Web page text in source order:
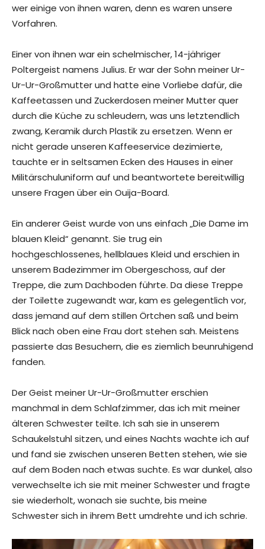
wer einige von ihnen waren, denn es waren unsere
Vorfahren.
Einer von ihnen war ein schelmischer, 14-jähriger
Poltergeist namens Julius. Er war der Sohn meiner Ur-
Ur-Ur-Großmutter und hatte eine Vorliebe dafür, die
Kaffeetassen und Zuckerdosen meiner Mutter quer
durch die Küche zu schleudern, was uns letztendlich
zwang, Keramik durch Plastik zu ersetzen. Wenn er
nicht gerade unseren Kaffeeservice dezimierte,
tauchte er in seltsamen Ecken des Hauses in einer
Militärschuluniform auf und beantwortete bereitwillig
unsere Fragen über ein Ouija-Board.
Ein anderer Geist wurde von uns einfach „Die Dame im
blauen Kleid“ genannt. Sie trug ein
hochgeschlossenes, hellblaues Kleid und erschien in
unserem Badezimmer im Obergeschoss, auf der
Treppe, die zum Dachboden führte. Da diese Treppe
der Toilette zugewandt war, kam es gelegentlich vor,
dass jemand auf dem stillen Örtchen saß und beim
Blick nach oben eine Frau dort stehen sah. Meistens
passierte das Besuchern, die es ziemlich beunruhigend
fanden.
Der Geist meiner Ur-Ur-Großmutter erschien
manchmal in dem Schlafzimmer, das ich mit meiner
älteren Schwester teilte. Ich sah sie in unserem
Schaukelstuhl sitzen, und eines Nachts wachte ich auf
und fand sie zwischen unseren Betten stehen, wie sie
auf dem Boden nach etwas suchte. Es war dunkel, also
verwechselte ich sie mit meiner Schwester und fragte
sie wiederholt, wonach sie suchte, bis meine
Schwester sich in ihrem Bett umdrehte und ich schrie.